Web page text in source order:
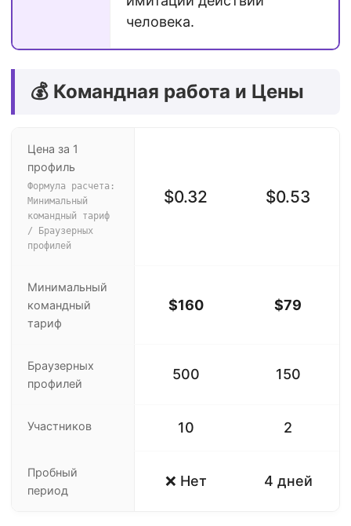
человека.
💰 Командная работа и Цены
Цена за 1
профиль
Формула расчета:
Минимальный
командный тариф
/ Браузерных
профилей
$0.32 $0.53
Минимальный
командный
тариф
$160 $79
Браузерных
профилей
500 150
Участников 10 2
Пробный
период
❌ Нет 4 дней